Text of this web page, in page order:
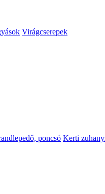
Virágcserepek
poncsó Kerti